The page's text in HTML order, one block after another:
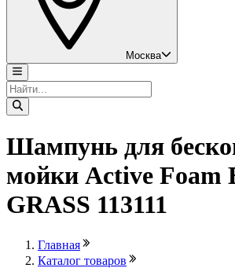
Москва
Шампунь для
мойки Active Foam
GRASS 113111
Главная
Каталог товаров